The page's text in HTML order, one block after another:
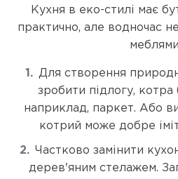
Кухня в еко-стилі має
практично, але водночас
Для створення
зробити підлогу,
наприклад, паркет. Або
котрий може добре
Частково замінити
дерев'яним стелажем.